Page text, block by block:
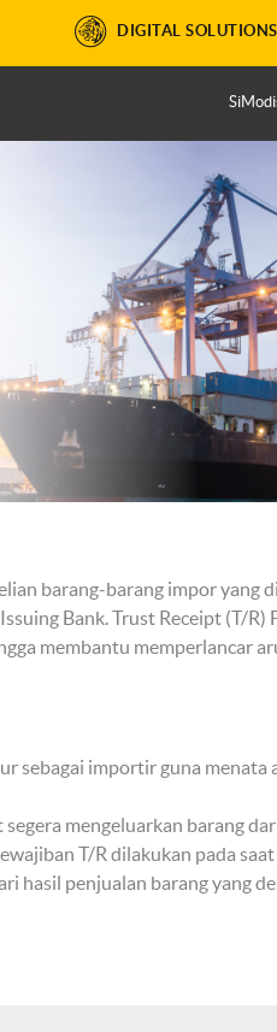
DIGITAL SOLUTIONS
barang-barang impor yang
Bank. Trust Receipt (T/R)
membantu memperlancar
sebagai importir guna menata
mengeluarkan barang
T/R dilakukan pada
hasil penjualan barang yang